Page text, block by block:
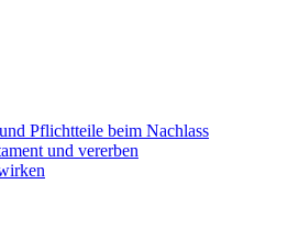
Pflichtteile beim Nachlass
und vererben